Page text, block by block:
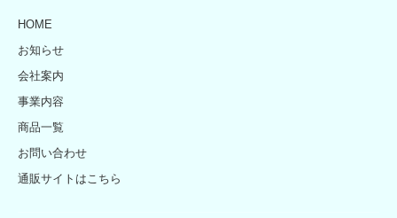
HOME
お知らせ
会社案内
事業内容
商品一覧
お問い合わせ
通販サイトはこちら